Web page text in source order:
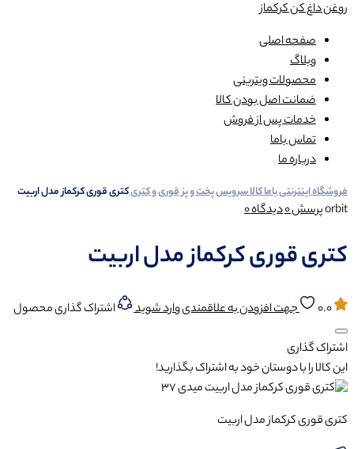
روغن داغ کن کرکماز
صفحه اصلی
وبلاگ
محصولات ویترینی
ضمانت اصل بودن کالا
خدمات پس از فروش
تماس باما
درباره ما
فروشگاه اینترنتی باما کالاسرویس پخت و پزقوری و کتریکتری قوری کرکماز مدل اربیت
orbitپرسش0دیدگاه0
کتری قوری کرکماز مدل اربیت
0.0 جهت افزودن به علاقمندی وارد شوید اشتراک گذاری محصول
اشتراک گذاری
این کالا را با دوستان خود به اشتراک بگذارید!
کتری قوری کرکماز مدل اربیت